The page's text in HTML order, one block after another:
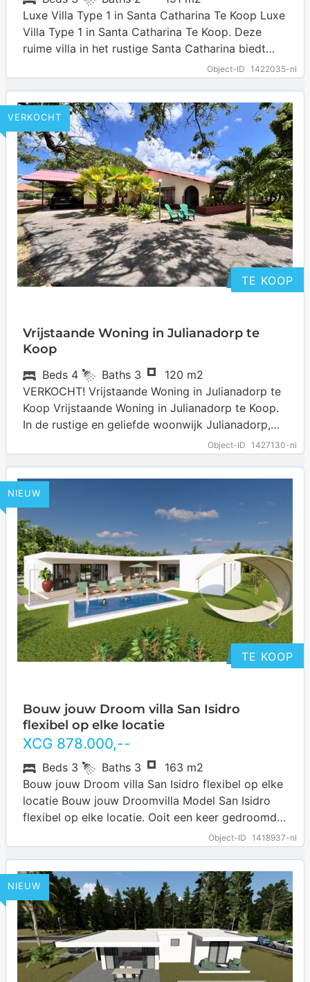
Object-ID 1422035-nl
Luxe Villa Type 1 in Santa Catharina Te Koop Luxe
Villa Type 1 in Santa Catharina Te Koop. Deze
ruime villa in het rustige Santa Catharina biedt
VERKOCHT
TE KOOP
Vrijstaande Woning in Julianadorp te
Koop
Object-ID 1427130-nl
Beds 4 Baths 3
120 m2
VERKOCHT! Vrijstaande Woning in Julianadorp te
Koop Vrijstaande Woning in Julianadorp te Koop.
In de rustige en geliefde woonwijk Julianadorp,
centraal gelegen op Curaçao, staat deze
charmante vrijstaande…… more
NIEUW
TE KOOP
Bouw jouw Droom villa San Isidro
flexibel op elke locatie
XCG 878.000,--
Object-ID 1418937-nl
Beds 3 Baths 3
163 m2
Bouw jouw Droom villa San Isidro flexibel op elke
locatie Bouw jouw Droomvilla Model San Isidro
flexibel op elke locatie. Ooit een keer gedroomd
NIEUW